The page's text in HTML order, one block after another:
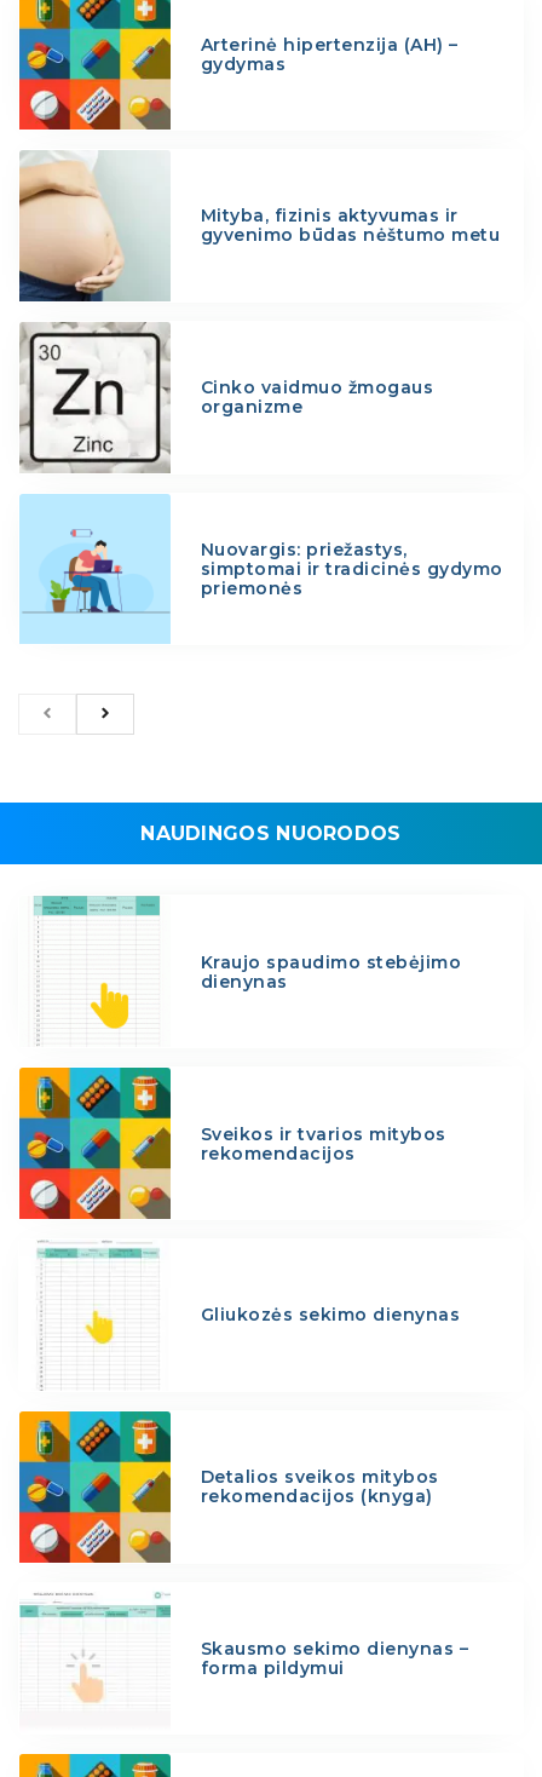
Arterinė hipertenzija (AH) –
gydymas
Mityba, fizinis aktyvumas ir
gyvenimo būdas nėštumo metu
Cinko vaidmuo žmogaus
organizme
Nuovargis: priežastys,
simptomai ir tradicinės gydymo
priemonės
NAUDINGOS NUORODOS
Kraujo spaudimo stebėjimo
dienynas
Sveikos ir tvarios mitybos
rekomendacijos
Gliukozės sekimo dienynas
Detalios sveikos mitybos
rekomendacijos (knyga)
Skausmo sekimo dienynas –
forma pildymui